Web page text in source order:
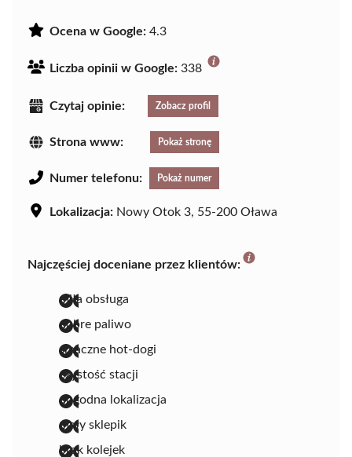
Ocena w Google: 4.3
Liczba opinii w Google: 338
Czytaj opinie: Zobacz profil
Strona www: Pokaż stronę
Numer telefonu: Pokaż numer
Lokalizacja: Nowy Otok 3, 55-200 Oława
Najczęściej doceniane przez klientów:
miła obsługa
dobre paliwo
smaczne hot-dogi
czystość stacji
dogodna lokalizacja
mały sklepik
brak kolejek